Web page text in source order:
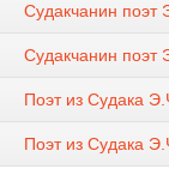
Судакчанин
Судакчанин
Поэт из Судака
Поэт из Судака